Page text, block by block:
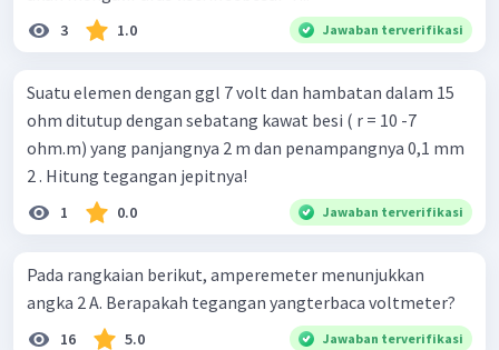
3 1.0 Jawaban terverifikasi
Suatu elemen dengan ggl 7 volt dan hambatan dalam 15
ohm ditutup dengan sebatang kawat besi ( r = 10 -7
ohm.m) yang panjangnya 2 m dan penampangnya 0,1 mm
2 . Hitung tegangan jepitnya!
1 0.0 Jawaban terverifikasi
Pada rangkaian berikut, amperemeter menunjukkan
angka 2 A. Berapakah tegangan yangterbaca voltmeter?
16 5.0 Jawaban terverifikasi